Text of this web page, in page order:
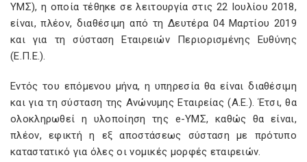
ΥΜΣ), η οποία τέθηκε σε λειτουργία στις 22 Ιουλίου 2018,
είναι, πλέον, διαθέσιμη από τη Δευτέρα 04 Μαρτίου 2019
και για τη σύσταση Εταιρειών Περιορισμένης Ευθύνης
(Ε.Π.Ε.).
Εντός του επόμενου μήνα, η υπηρεσία θα είναι διαθέσιμη
και για τη σύσταση της Ανώνυμης Εταιρείας (Α.Ε.). Έτσι, θα
ολοκληρωθεί η υλοποίηση της e-ΥΜΣ, καθώς θα είναι,
πλέον, εφικτή η εξ αποστάσεως σύσταση με πρότυπο
καταστατικό για όλες οι νομικές μορφές εταιρειών.